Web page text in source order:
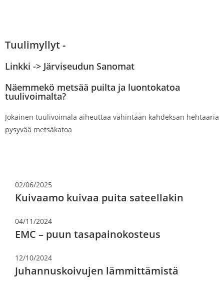
Tuulimyllyt -
Linkki -> Järviseudun Sanomat
Näemmekö metsää puilta ja luontokatoa
tuulivoimalta?
Jokainen tuulivoimala aiheuttaa vähintään kahdeksan hehtaaria
pysyvää metsäkatoa
02/06/2025
Kuivaamo kuivaa puita sateellakin
04/11/2024
EMC – puun tasapainokosteus
12/10/2024
Juhannuskoivujen lämmittämistä